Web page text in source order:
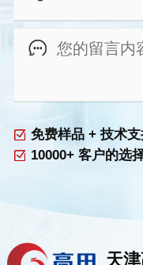
免费样品 + 技术
10000+ 客户的选
天